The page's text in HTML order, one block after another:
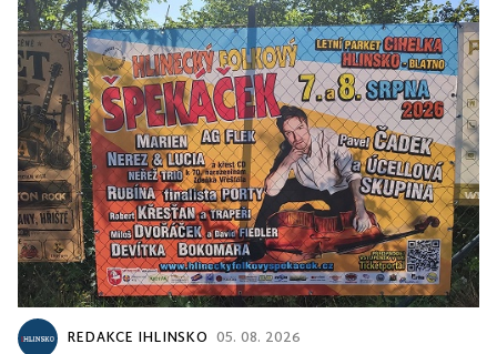
REDAKCE IHLINSKO 05. 08. 2026